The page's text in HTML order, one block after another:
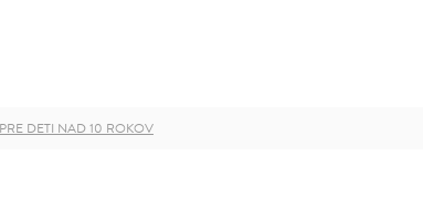
DETI NAD 10 ROKOV